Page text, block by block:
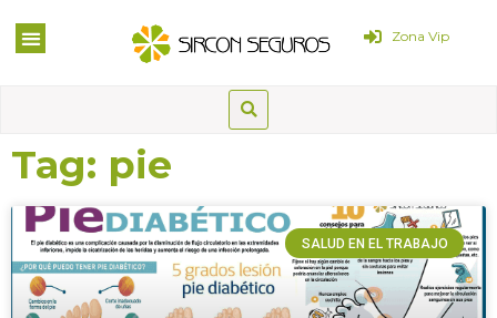
Zona Vip
Tag: pie
SALUD EN EL TRABAJO